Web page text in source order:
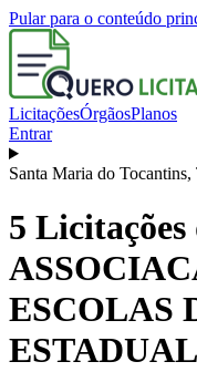
Pular para o conteúdo
LicitaçõesÓrgãosPlanos
Entrar
Santa Maria do Tocantins,
5 Licitações
ESCOLAS